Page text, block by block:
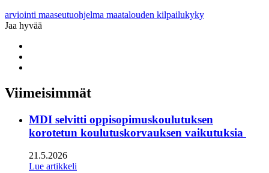
arviointi maaseutuohjelma maatalouden kilpailukyky
Jaa hyvää
twitter
Viimeisimmät
MDI selvitti oppisopimuskoulutuksen
korotetun koulutuskorvauksen vaikutuksia
21.5.2026
Lue artikkeli